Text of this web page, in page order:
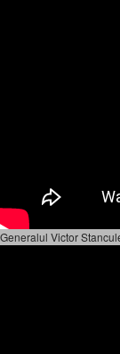
Generalul Victor